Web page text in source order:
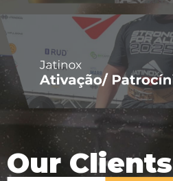
Our Clients